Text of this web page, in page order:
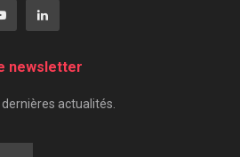
newsletter
actualités.